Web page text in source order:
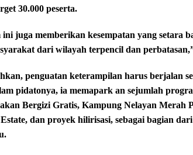
30.000 peserta.
juga memberikan kesempatan yang setara
dari wilayah terpencil dan
penguatan keterampilan harus berjalan
pidatonya, ia memapark an sejumlah
Bergizi Gratis, Kampung Nelayan Merah
dan proyek hilirisasi, sebagai bagian